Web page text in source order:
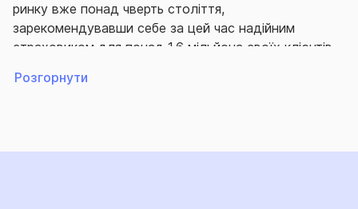
ринку вже понад чверть століття,
зарекомендувавши себе за цей час надійним
страховиком для понад 1,6 мільйона своїх клієнтів,
Розгорнути